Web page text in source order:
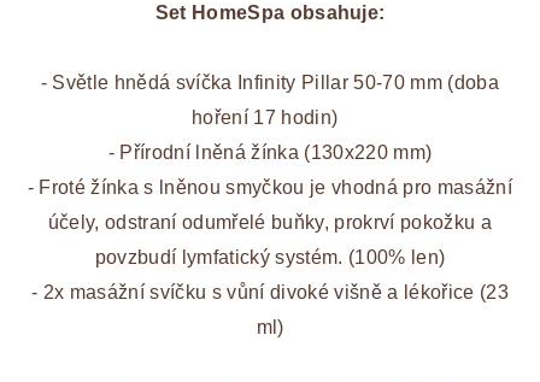
Set HomeSpa obsahuje:
- Světle hnědá svíčka Infinity Pillar 50-70 mm (doba
hoření 17 hodin)
- Přírodní lněná žínka (130x220 mm)
- Froté žínka s lněnou smyčkou je vhodná pro masážní
účely, odstraní odumřelé buňky, prokrví pokožku a
povzbudí lymfatický systém. (100% len)
- 2x masážní svíčku s vůní divoké višně a lékořice (23
ml)